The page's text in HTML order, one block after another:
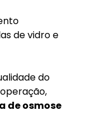
de vidro e
do
de osmose